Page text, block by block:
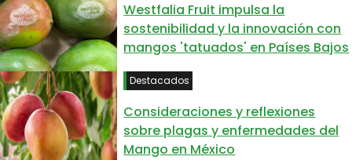
Westfalia Fruit impulsa la
sostenibilidad y la innovación con
mangos 'tatuados' en Países Bajos
Destacados
Consideraciones y reflexiones
sobre plagas y enfermedades del
Mango en México